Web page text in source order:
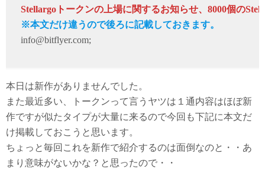
Stellargoトークンの上場に関するお知らせ、8000個の
※本文だけ違うので後ろに記載しておきます。
info@bitflyer.com;
本日は新作がありませんでした。
また最近多い、トークンって言うヤツは１通内容はほぼ新
作ですが似たタイプが大量に来るので今回も下記に本文だ
け掲載しておこうと思います。
ちょっと毎回これを新作で紹介するのは面倒なのと・・あ
まり意味がないかな？と思ったので・・